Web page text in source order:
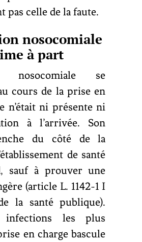
pas celle de la faute.
nosocomiale
à part
nosocomiale se
cours de la prise en
n’était ni présente ni
à l’arrivée. Son
du côté de la
de santé
sauf à prouver une
(article L. 1142-1 I
la santé publique).
les plus
en charge bascule